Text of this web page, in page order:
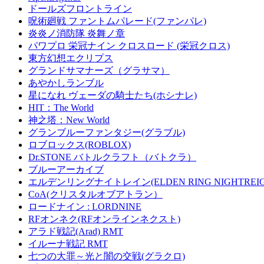
ドールズフロントライン
呪術廻戦 ファントムパレード(ファンパレ)
炎炎ノ消防隊 炎舞ノ章
パワプロ 栄冠ナイン クロスロード (栄冠クロス)
東方幻想エクリプス
グランドサマナーズ（グラサマ）
あやかしランブル
星になれ ヴェーダの騎士たち(ホシナレ)
HIT：The World
神之塔：New World
グランブルーファンタジー(グラブル)
ロブロックス(ROBLOX)
Dr.STONE バトルクラフト（バトクラ）
ブルーアーカイブ
エルデンリングナイトレイン(ELDEN RING
CoA(クリスタルオブアトラン）
ロードナイン : LORDNINE
RFオンネク(RFオンラインネクスト)
アラド戦記(Arad) RMT
イルーナ戦記 RMT
七つの大罪～光と闇の交戦(グラクロ)